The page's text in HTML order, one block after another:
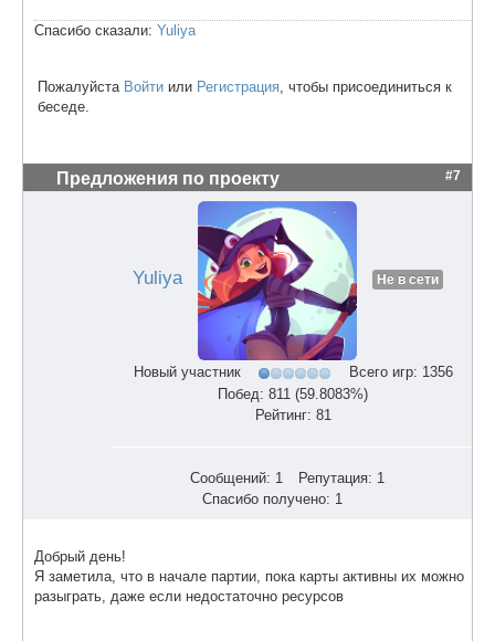
Спасибо сказали: Yuliya
Пожалуйста Войти или Регистрация , чтобы присоединиться к
беседе.
Предложения по проекту #7
Yuliya Не в сети
Новый участник
Всего игр: 1356
Побед: 811 (59.8083%)
Рейтинг: 81
Сообщений: 1
Репутация: 1
Спасибо получено: 1
Добрый день!
Я заметила, что в начале партии, пока карты активны их можно
разыграть, даже если недостаточно ресурсов